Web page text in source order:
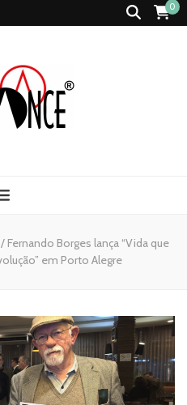
0
/ Fernando Borges lança “Vida que
em Porto Alegre